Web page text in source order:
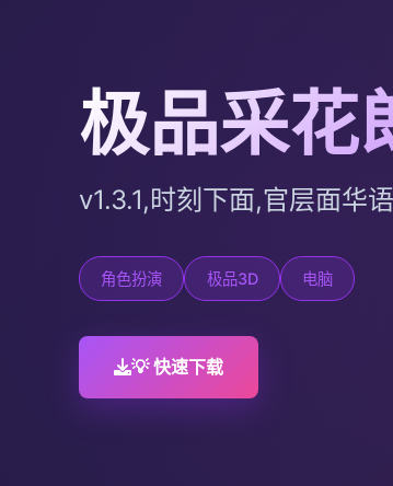
极品采花
v1.3.1,时刻下面,官层面华
角色扮演 极品3D 电脑
💡 快速下载